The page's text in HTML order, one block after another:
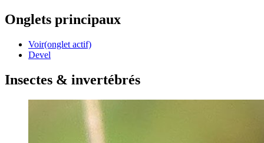
Onglets principaux
Voir(onglet actif)
Devel
Insectes & invertébrés